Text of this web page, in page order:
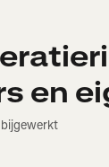
en
bijgewerkt